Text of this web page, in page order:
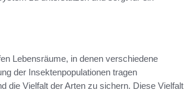
Lebensräume, in denen verschiedene
der Insektenpopulationen tragen
die Vielfalt der Arten zu sichern. Diese Vielfalt